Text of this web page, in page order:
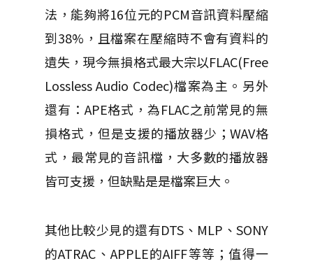
法，能夠將16位元的PCM音訊資料壓縮
到38%，且檔案在壓縮時不會有資料的
遺失，現今無損格式最大宗以FLAC(Free
Lossless Audio Codec)檔案為主。另外
還有：APE格式，為FLAC之前常見的無
損格式，但是支援的播放器少；WAV格
式，最常見的音訊檔，大多數的播放器
皆可支援，但缺點是是檔案巨大。
其他比較少見的還有DTS、MLP、SONY
的ATRAC、APPLE的AIFF等等；值得一